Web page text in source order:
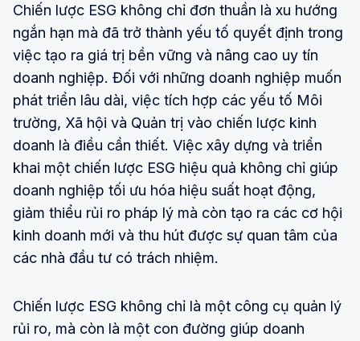
Chiến lược ESG không chỉ đơn thuần là xu hướng
ngắn hạn mà đã trở thành yếu tố quyết định trong
việc tạo ra giá trị bền vững và nâng cao uy tín
doanh nghiệp. Đối với những doanh nghiệp muốn
phát triển lâu dài, việc tích hợp các yếu tố Môi
trường, Xã hội và Quản trị vào chiến lược kinh
doanh là điều cần thiết. Việc xây dựng và triển
khai một chiến lược ESG hiệu quả không chỉ giúp
doanh nghiệp tối ưu hóa hiệu suất hoạt động,
giảm thiểu rủi ro pháp lý mà còn tạo ra các cơ hội
kinh doanh mới và thu hút được sự quan tâm của
các nhà đầu tư có trách nhiệm.
Chiến lược ESG không chỉ là một công cụ quản lý
rủi ro, mà còn là một con đường giúp doanh